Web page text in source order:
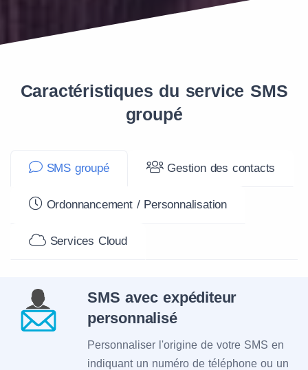
Caractéristiques du service SMS
groupé
SMS groupé Gestion des contacts
Ordonnancement / Personnalisation
Services Cloud
SMS avec expéditeur
personnalisé
Personnaliser l'origine de votre SMS en
indiquant un numéro de téléphone ou un